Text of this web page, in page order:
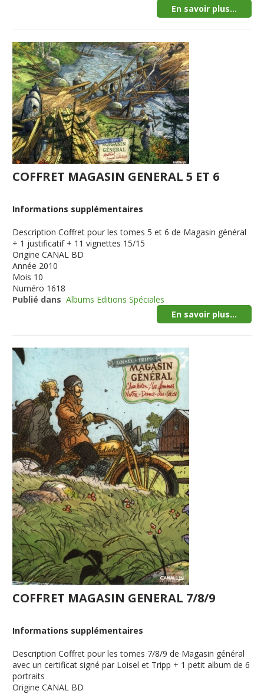
En savoir plus...
COFFRET MAGASIN GENERAL 5 ET 6
Informations supplémentaires
Description Coffret pour les tomes 5 et 6 de Magasin général
+ 1 justificatif + 11 vignettes 15/15
Origine CANAL BD
Année 2010
Mois 10
Numéro 1618
Publié dans Albums Editions Spéciales
En savoir plus...
COFFRET MAGASIN GENERAL 7/8/9
Informations supplémentaires
Description Coffret pour les tomes 7/8/9 de Magasin général
avec un certificat signé par Loisel et Tripp + 1 petit album de 6
portraits
Origine CANAL BD